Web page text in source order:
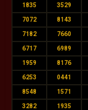
1835 3529
7072 8143
7182 7660
6717 6989
1959 8176
6253 0441
8548 1571
3282 1935